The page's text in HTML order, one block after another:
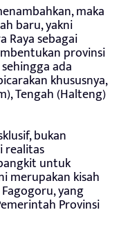
maka
baru, yakni
Raya sebagai
provinsi
ada
khususnya,
Tengah (Halteng)
bukan
realitas
untuk
merupakan kisah
yang
Provinsi